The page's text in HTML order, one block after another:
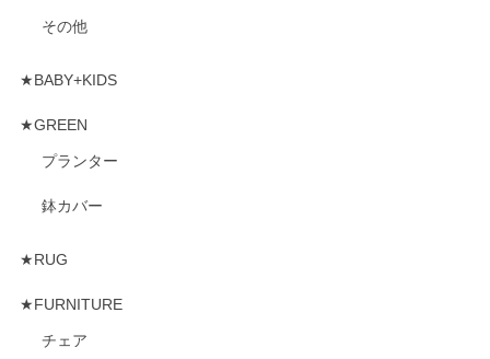
その他
★BABY+KIDS
★GREEN
プランター
鉢カバー
★RUG
★FURNITURE
チェア